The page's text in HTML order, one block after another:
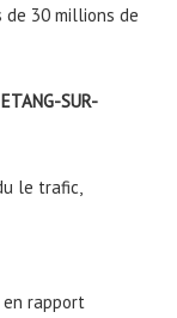
30 millions de
ETANG-SUR-
le trafic,
rapport